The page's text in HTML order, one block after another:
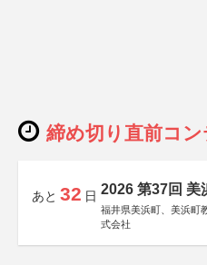
締め切り直前コン
あと 32 日 2026 第37回 美
福井県美浜町、美浜町
式会社